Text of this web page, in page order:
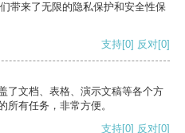
带来了无限的隐私保护和安全性保
支持[0] 反对[0]
了文档、表格、演示文稿等各个方
所有任务，非常方便。
支持[0] 反对[0]